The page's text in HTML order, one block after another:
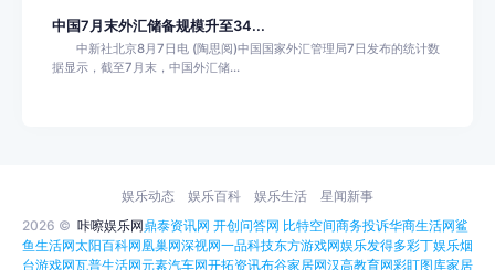
中国7月末外汇储备规模升至34...
中新社北京8月7日电 (陶思阅)中国国家外汇管理局7日发布的统计数
据显示，截至7月末，中国外汇储...
2026 © 咔嚓娱乐网鼎泰资讯网 开创问答网 比特空间商务投诉华商生活网鲨
鱼生活网太阳百科网凰巢网深视网一品科技东方游戏网娱乐发得多彩丁娱乐烟
台游戏网瓦普生活网元素汽车网开拓资讯布谷家居网汉高教育网彩盯图库家居
娱乐动态 娱乐百科 娱乐生活 星闻新事